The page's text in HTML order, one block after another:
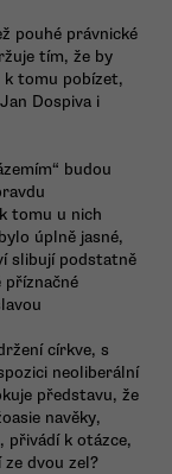
pouhé právnické
tím, že by
k tomu pobízet,
Dospiva i
budou
tomu u nich
úplně jasné,
slibují podstatně
příznačné
církve, s
neoliberální
představu, že
navěky,
přivádí k otázce,
ze dvou zel?